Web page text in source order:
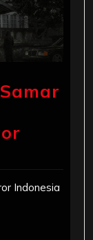
Indonesia